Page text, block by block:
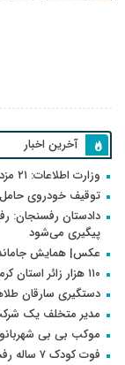
آخرین اخبار
وزارت اطلاعات: ۲۱ مزدور موساد و ۴ شرور مسلح در کرمان بازداشت شدند
توقیف خودروی
دادستان رفسنجان:
پیگیری می‌شود
عکس| همایش
۱۱۰ هزار زائر استان کرمان راهی سفر اربعین شدند
دستگیری سارقان
مدیر متخلف یک
موکب بی بی شهربانو
فوت کودک ۷ ساله رفسنجانی در سانحه رانندگی